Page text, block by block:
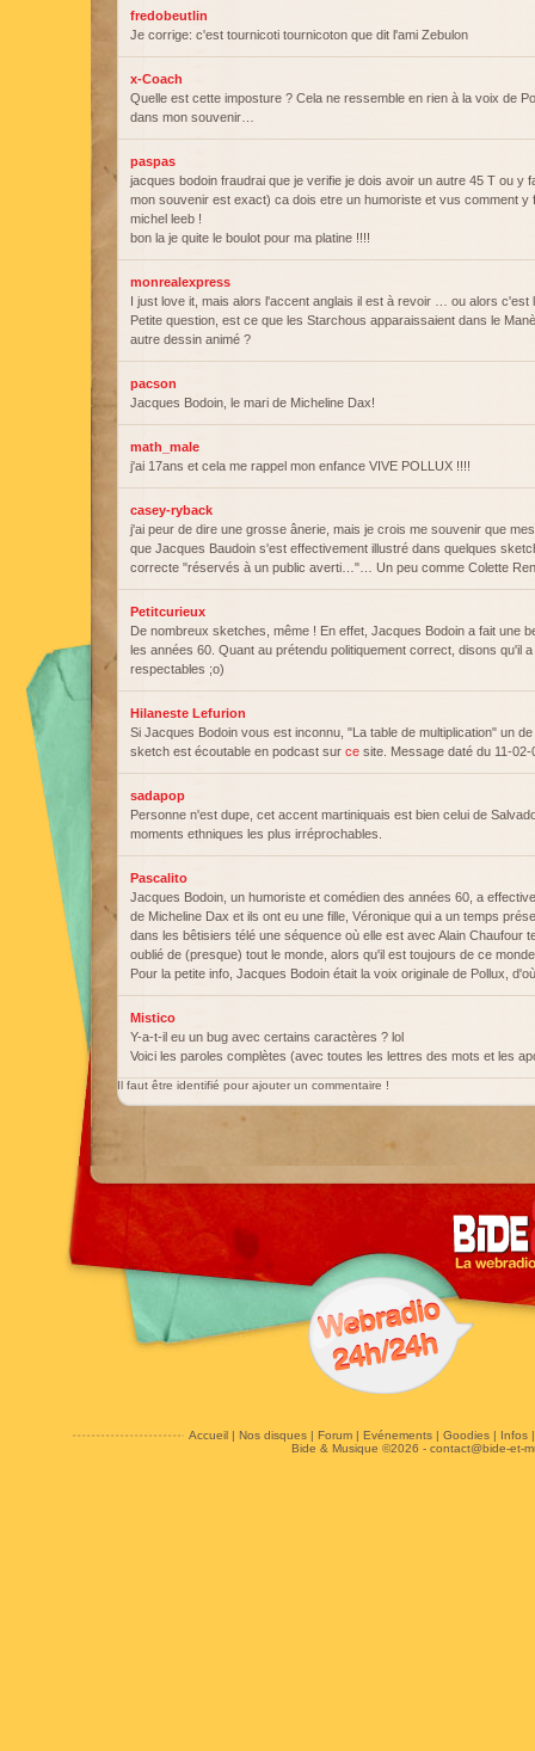
fredobeutlin
Je corrige: c'est tournicoti tournicoton que dit l'ami Zebulon
x-Coach
Quelle est cette imposture ? Cela ne ressemble en rien à la voix de
dans mon souvenir…
paspas
jacques bodoin fraudrai que je verifie je dois avoir un autre 45 T ou y
mon souvenir est exact) ca dois etre un humoriste et vus comment
michel leeb !
bon la je quite le boulot pour ma platine !!!!
monrealexpress
I just love it, mais alors l'accent anglais il est à revoir … ou alors c'est
Petite question, est ce que les Starchous apparaissaient dans le
autre dessin animé ?
pacson
Jacques Bodoin, le mari de Micheline Dax!
math_male
j'ai 17ans et cela me rappel mon enfance VIVE POLLUX !!!!
casey-ryback
j'ai peur de dire une grosse ânerie, mais je crois me souvenir que
que Jacques Baudoin s'est effectivement illustré dans quelques
correcte "réservés à un public averti…"… Un peu comme Colette
Petitcurieux
De nombreux sketches, même ! En effet, Jacques Bodoin a fait une
les années 60. Quant au prétendu politiquement correct, disons qu'il
respectables ;o)
Hilaneste Lefurion
Si Jacques Bodoin vous est inconnu, "La table de multiplication" un
sketch est écoutable en podcast sur ce site. Message daté du 11-
sadapop
Personne n'est dupe, cet accent martiniquais est bien celui de
moments ethniques les plus irréprochables.
Pascalito
Jacques Bodoin, un humoriste et comédien des années 60, a
de Micheline Dax et ils ont eu une fille, Véronique qui a un temps
dans les bêtisiers télé une séquence où elle est avec Alain Chaufour
oublié de (presque) tout le monde, alors qu'il est toujours de ce
Pour la petite info, Jacques Bodoin était la voix originale de Pollux,
Mistico
Y-a-t-il eu un bug avec certains caractères ? lol
Voici les paroles complètes (avec toutes les lettres des mots et les
Il faut être identifié pour ajouter un commentaire !
Accueil| Nos disques| Forum| Evénements| Goodies| Infos
Bide & Musique ©2026 - contact@bide-et-